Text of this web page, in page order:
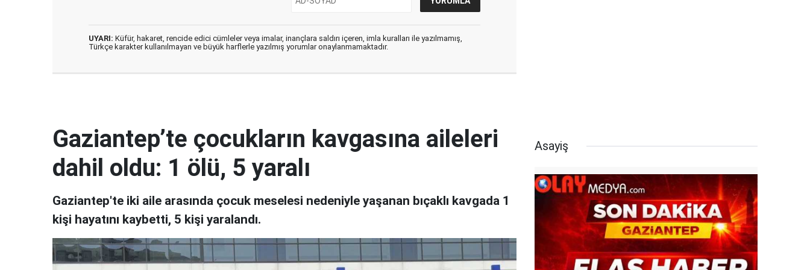
UYARI: Küfür, hakaret, rencide edici cümleler veya imalar, inançlara saldırı içeren, imla kuralları ile yazılmamış,
Türkçe karakter kullanılmayan ve büyük harflerle yazılmış yorumlar onaylanmamaktadır.
Gaziantep’te çocukların kavgasına aileleri
dahil oldu: 1 ölü, 5 yaralı
Gaziantep'te iki aile arasında çocuk meselesi nedeniyle yaşanan bıçaklı kavgada 1
kişi hayatını kaybetti, 5 kişi yaralandı.
Asayiş